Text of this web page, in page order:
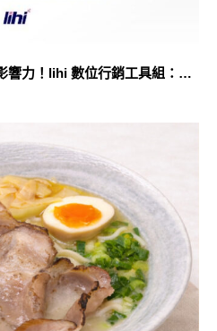
響力！lihi 數位行銷工具組：部